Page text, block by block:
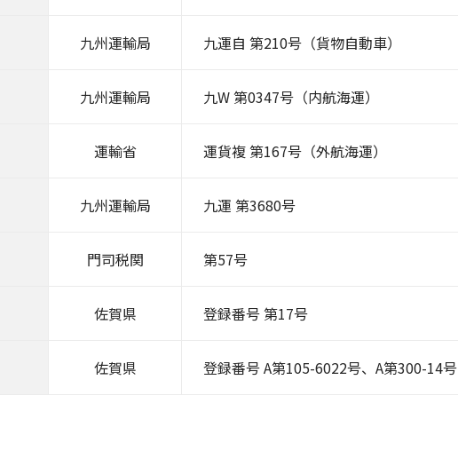
九州運輸局 九運自 第210号（貨物自動車）
九州運輸局 九W 第0347号（内航海運）
運輸省 運貨複 第167号（外航海運）
九州運輸局 九運 第3680号
門司税関 第57号
佐賀県 登録番号 第17号
佐賀県 登録番号 A第105-6022号、A第300-14号